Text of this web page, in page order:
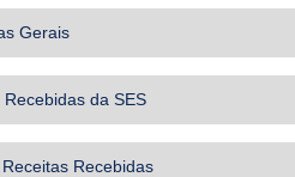
Gerais
da SES
Recebidas